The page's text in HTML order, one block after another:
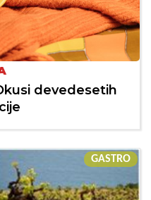
devedesetih
GASTRO